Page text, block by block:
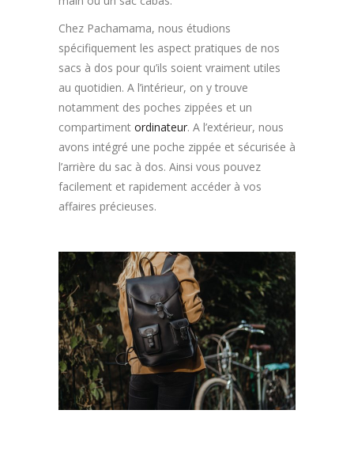
Chez Pachamama, nous étudions
spécifiquement les aspect pratiques de nos
sacs à dos pour qu’ils soient vraiment utiles
au quotidien. A l’intérieur, on y trouve
notamment des poches zippées et un
compartiment ordinateur. A l’extérieur, nous
avons intégré une poche zippée et sécurisée à
l’arrière du sac à dos. Ainsi vous pouvez
facilement et rapidement accéder à vos
affaires précieuses.